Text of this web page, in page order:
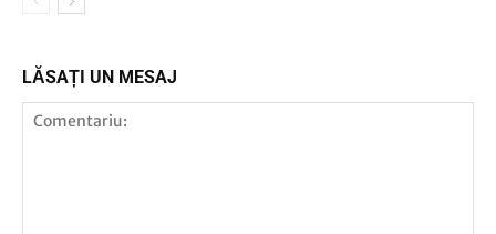
LĂSAȚI UN MESAJ